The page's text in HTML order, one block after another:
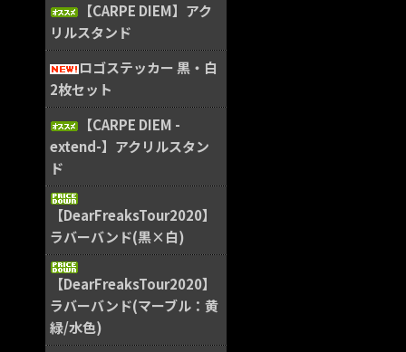
【CARPE DIEM】アク
リルスタンド
ロゴステッカー 黒・白
2枚セット
【CARPE DIEM -
extend-】アクリルスタン
ド
【DearFreaksTour2020】
ラバーバンド(黒×白)
【DearFreaksTour2020】
ラバーバンド(マーブル：黄
緑/水色)